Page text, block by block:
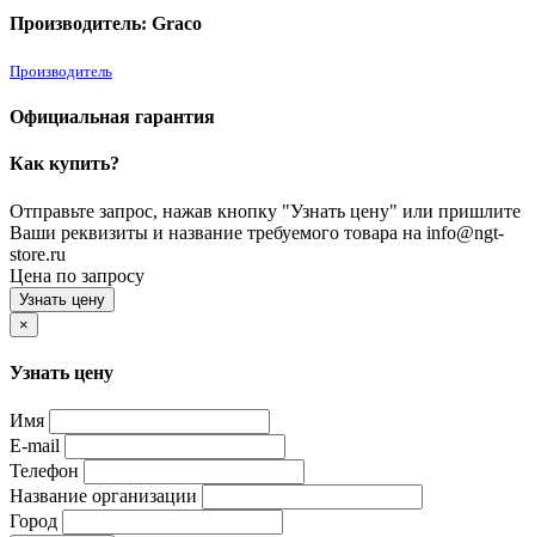
Производитель: Graco
Производитель
Официальная гарантия
Как купить?
Отправьте запрос, нажав кнопку "Узнать цену" или пришлите
Ваши реквизиты и название требуемого товара на info@ngt-
store.ru
Цена по запросу
Узнать цену
×
Узнать цену
Имя
E-mail
Телефон
Название организации
Город